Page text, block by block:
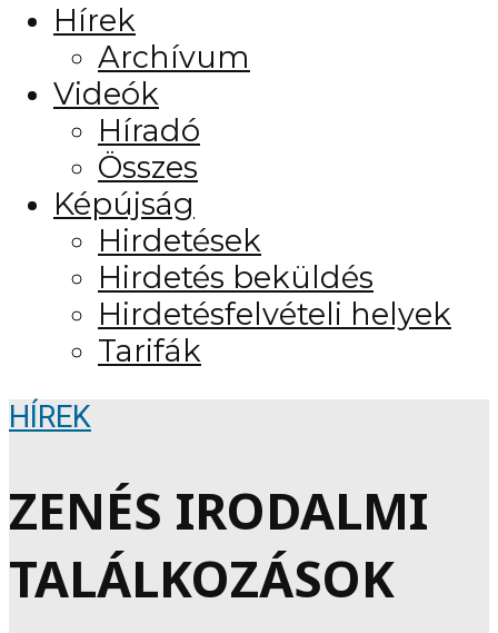
Hírek
Archívum
Videók
Híradó
Összes
Képújság
Hirdetések
Hirdetés beküldés
Hirdetésfelvételi helyek
Tarifák
HÍREK
ZENÉS IRODALMI
TALÁLKOZÁSOK